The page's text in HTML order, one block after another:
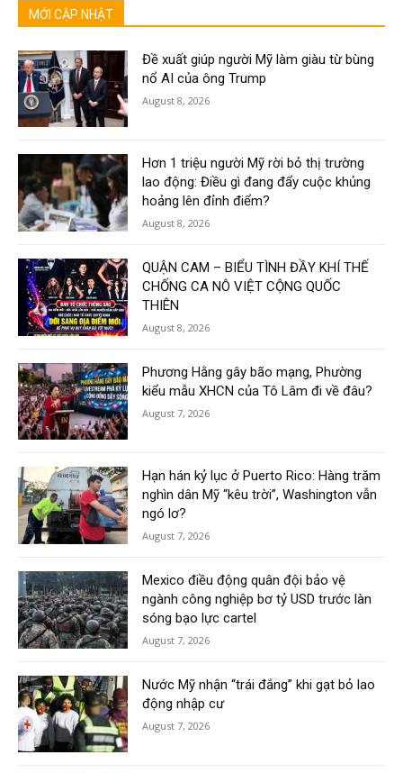
MỚI CẬP NHẬT
Đề xuất giúp người Mỹ làm giàu từ bùng
nổ AI của ông Trump
August 8, 2026
Hơn 1 triệu người Mỹ rời bỏ thị trường
lao động: Điều gì đang đẩy cuộc khủng
hoảng lên đỉnh điểm?
August 8, 2026
QUẬN CAM – BIỂU TÌNH ĐẦY KHÍ THẾ
CHỐNG CA NÔ VIỆT CỘNG QUỐC
THIÊN
August 8, 2026
Phương Hằng gây bão mạng, Phường
kiểu mẫu XHCN của Tô Lâm đi về đâu?
August 7, 2026
Hạn hán kỷ lục ở Puerto Rico: Hàng trăm
nghìn dân Mỹ “kêu trời”, Washington vẫn
ngó lơ?
August 7, 2026
Mexico điều động quân đội bảo vệ
ngành công nghiệp bơ tỷ USD trước làn
sóng bạo lực cartel
August 7, 2026
Nước Mỹ nhận “trái đắng” khi gạt bỏ lao
động nhập cư
August 7, 2026